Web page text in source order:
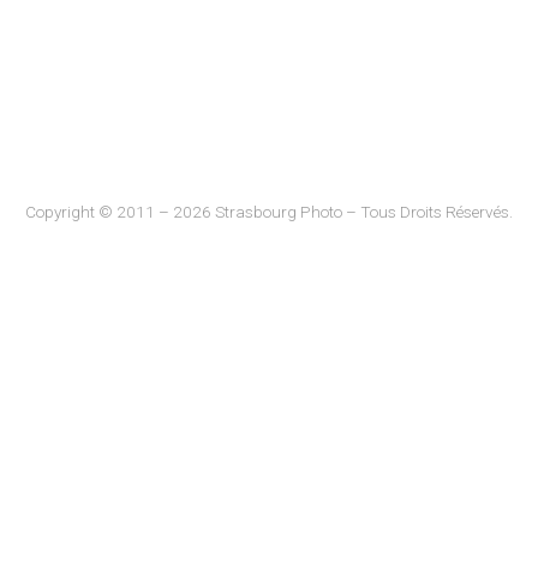
Copyright © 2011 – 2026 Strasbourg Photo – Tous Droits Réservés.